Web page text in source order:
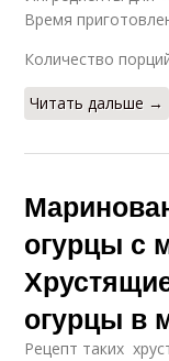
Время
Количество
Читать дальше →
огурцы с
огурцы в
Рецепт таких